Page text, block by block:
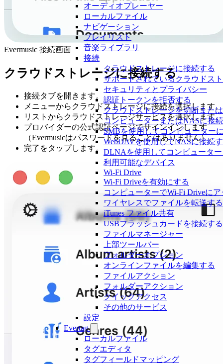
オーディオプレーヤー
ローカルファイル
ナビゲーション
プレイリスト
音楽ライブラリ
接続
クラウドストレージに接続する
サポートされているクラウドス
セキュリティとプライバシー
認証トークンを拒否する
クラウドストレージを切断また
コンピューターまたはNASに接
SMBを使用してコンピューター
WebDAVを使用してNASに接続
DLNAを使用してコンピュータ
利用可能なデバイス
Wi-Fi Drive
Wi-Fi Driveを有効にする
コンピューターでWi-Fi Driveに
ワイヤレスでファイルを転送する
iTunes ファイル共有
USBフラッシュカードを接続する
ファイルマネージャー
上部ツールバー
フォルダーオプション
オンラインファイルを編集する
ファイルアクション
フォルダーアクション
クイックアクセス
その他のサービス
設定
Evertag
ローカルファイル
タグエディタ
タグフィールドマッピング
Evermusic 接続画面
クラウドストレージに接続する
接続タブを開きます。
メニューからクラウドストレージに接続を選択します。
リストからクラウドストレージサービスを選択します。
プロバイダーの公式認証ページでサインインします
（Evermusicはパスワードを見ることはありません）。
完了をタップします。